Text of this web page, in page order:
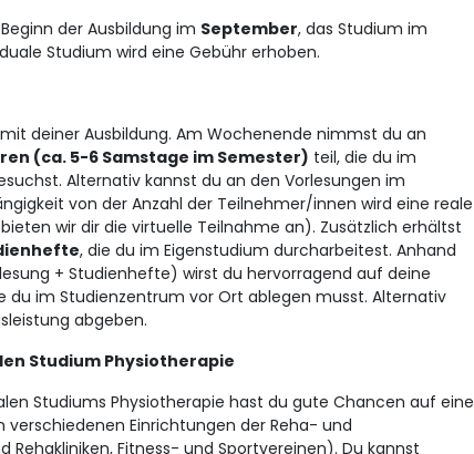
der Ausbildung im September, das Studium im
Studium wird eine Gebühr erhoben.
deiner Ausbildung. Am Wochenende nimmst du an
(ca. 5-6 Samstage im Semester) teil, die du im
Alternativ kannst du an den Vorlesungen im
von der Anzahl der Teilnehmer/innen wird eine reale
wir dir die virtuelle Teilnahme an). Zusätzlich erhältst
, die du im Eigenstudium durcharbeitest. Anhand
+ Studienhefte) wirst du hervorragend auf deine
du im Studienzentrum vor Ort ablegen musst. Alternativ
abgeben.
Studium Physiotherapie
Studiums Physiotherapie hast du gute Chancen auf eine
verschiedenen Einrichtungen der Reha- und
Fitness- und Sportvereinen). Du kannst